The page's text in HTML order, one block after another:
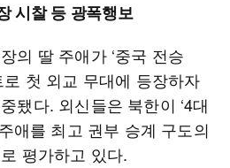
시찰 등 광폭행보
의 딸 주애가 ‘중국 전승
로 첫 외교 무대에 등장하자
됐다. 외신들은 북한이 ‘4대
애를 최고 권부 승계 구도의
평가하고 있다.